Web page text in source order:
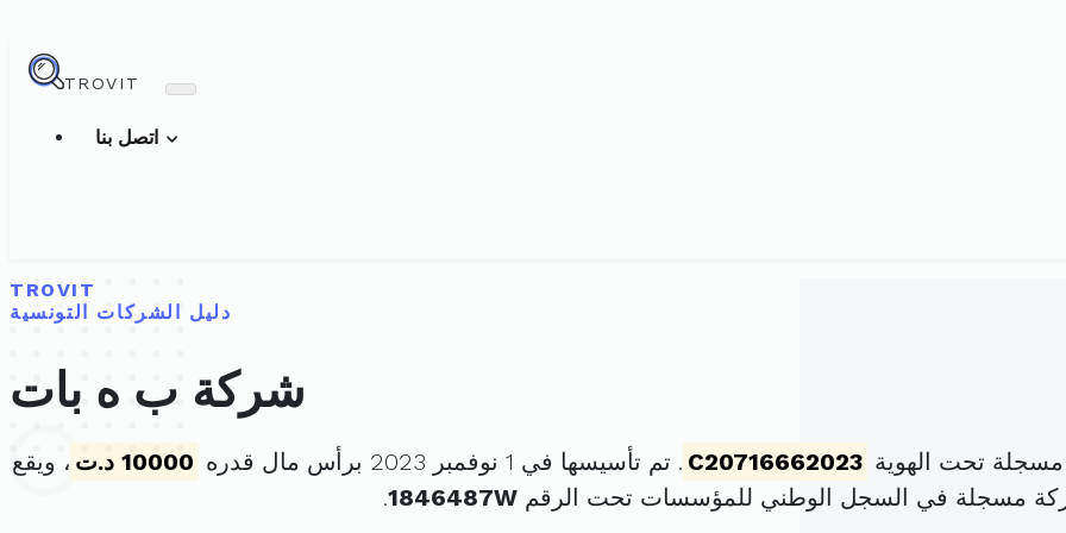
TROVIT
TROVIT
دليل الشركات التونسية
شركة ب ه بات
تحت الهوية C20716662023 . تم تأسيسها في 1 نوفمبر 2023 برأس مال قدره 10000 د.ت
، ويقع
مسجلة في السجل الوطني للمؤسسات تحت الرقم 1846487W
.